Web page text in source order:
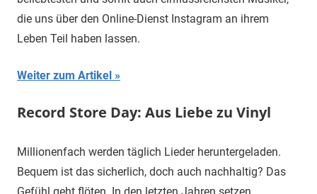
die uns über den Online-Dienst Instagram an ihrem
Leben Teil haben lassen.
Weiter zum Artikel
Record Store Day: Aus Liebe zu Vinyl
Millionenfach werden täglich Lieder heruntergeladen.
Bequem ist das sicherlich, doch auch nachhaltig? Das
Gefühl geht flöten. In den letzten Jahren setzen